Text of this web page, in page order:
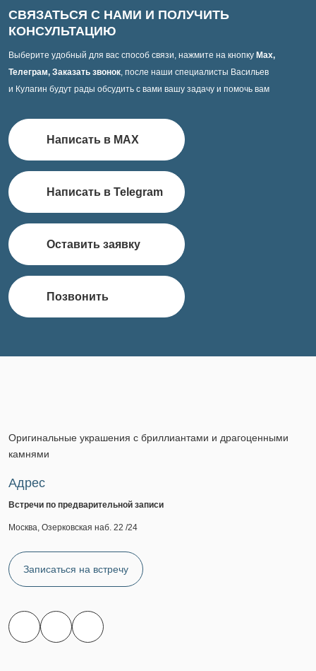
СВЯЗАТЬСЯ С НАМИ И ПОЛУЧИТЬ
КОНСУЛЬТАЦИЮ
Выберите удобный для вас способ связи, нажмите на кнопку Max,
Телеграм, Заказать звонок, после наши специалисты Васильев
и Кулагин будут рады обсудить с вами вашу задачу и помочь вам
Написать в MAX
Написать в Telegram
Оставить заявку
Позвонить
Оригинальные украшения с бриллиантами и драгоценными
камнями
Адрес
Встречи по предварительной записи
Москва, Озерковская наб. 22 /24
Записаться на встречу